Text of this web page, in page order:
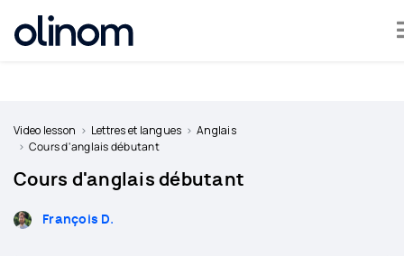
a
teacher
in
Video lesson Lettres et langues
Anglais
Cours d'anglais débutant
Cours d'anglais débutant
François D.
Cookies management panel